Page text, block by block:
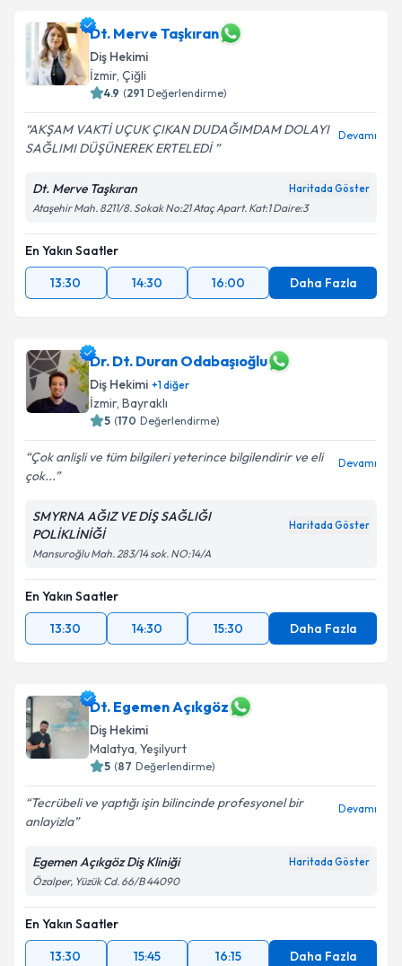
Dt. Merve Taşkıran
Diş Hekimi
İzmir, Çiğli
4.9 (291 Değerlendirme)
AKŞAM VAKTİ UÇUK ÇIKAN DUDAĞIMDAM DOLAYI
SAĞLIMI DÜŞÜNEREK ERTELEDİ
Devamı
Dt. Merve Taşkıran Haritada Göster
Ataşehir Mah. 8211/8. Sokak No:21 Ataç Apart. Kat:1 Daire:3
En Yakın Saatler
13:30
14:30 16:00 Daha Fazla
Dr. Dt. Duran Odabaşıoğlu
Diş Hekimi +1diğer
İzmir, Bayraklı
5 (170 Değerlendirme)
Çok anlişli ve tüm bilgileri yeterince bilgilendirir ve eli
çok...
Devamı
SMYRNA AĞIZ VE DİŞ SAĞLIĞI
POLİKLİNİĞİ
Haritada Göster
Mansuroğlu Mah. 283/14 sok. NO:14/A
En Yakın Saatler
13:30
14:30 15:30 Daha Fazla
Dt. Egemen Açıkgöz
Diş Hekimi
Malatya, Yeşilyurt
5 (87 Değerlendirme)
Tecrübeli ve yaptığı işin bilincinde profesyonel bir
anlayizla
Devamı
Egemen Açıkgöz Diş Kliniği Haritada Göster
Özalper, Yüzük Cd. 66/B 44090
En Yakın Saatler
13:30
15:45 16:15 Daha Fazla